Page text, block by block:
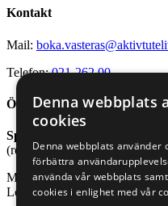
Kontakt
Mail:
Telefon:021-262 00
Öppettider
Sport- och friluftsbutik
(reception stugby och bastu)
Mån-fre, kl. 10.00-18.00
Lör-sön, kl. 10.00-16.00
Denna webbplats
cookies
Denna webbplats använder
förbättra
använda vår webbplats
cookies i enlighet med vår